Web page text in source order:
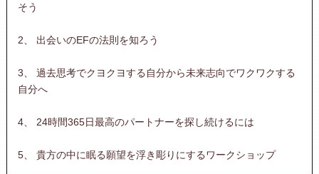
そう
2、 出会いのEFの法則を知ろう
3、 過去思考でクヨクヨする自分から未来志向でワクワクする
自分へ
4、 24時間365日最高のパートナーを探し続けるには
5、 貴方の中に眠る願望を浮き彫りにするワークショップ